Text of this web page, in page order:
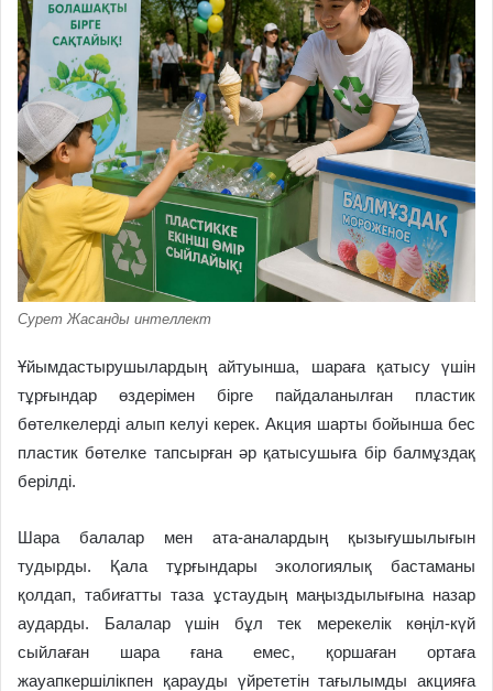
Сурет Жасанды интеллект
Ұйымдастырушылардың айтуынша, шараға қатысу үшін
тұрғындар өздерімен бірге пайдаланылған пластик
бөтелкелерді алып келуі керек. Акция шарты бойынша бес
пластик бөтелке тапсырған әр қатысушыға бір балмұздақ
берілді.
Шара балалар мен ата-аналардың қызығушылығын
тудырды. Қала тұрғындары экологиялық бастаманы
қолдап, табиғатты таза ұстаудың маңыздылығына назар
аударды. Балалар үшін бұл тек мерекелік көңіл-күй
сыйлаған шара ғана емес, қоршаған ортаға
жауапкершілікпен қарауды үйрететін тағылымды акцияға